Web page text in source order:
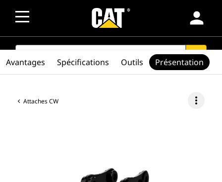
person
SEARCH search
Attaches CW more_vert
Avantages Spécifications Outils Présentation